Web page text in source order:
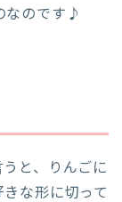
なのです♪
と、りんごに
な形に切って